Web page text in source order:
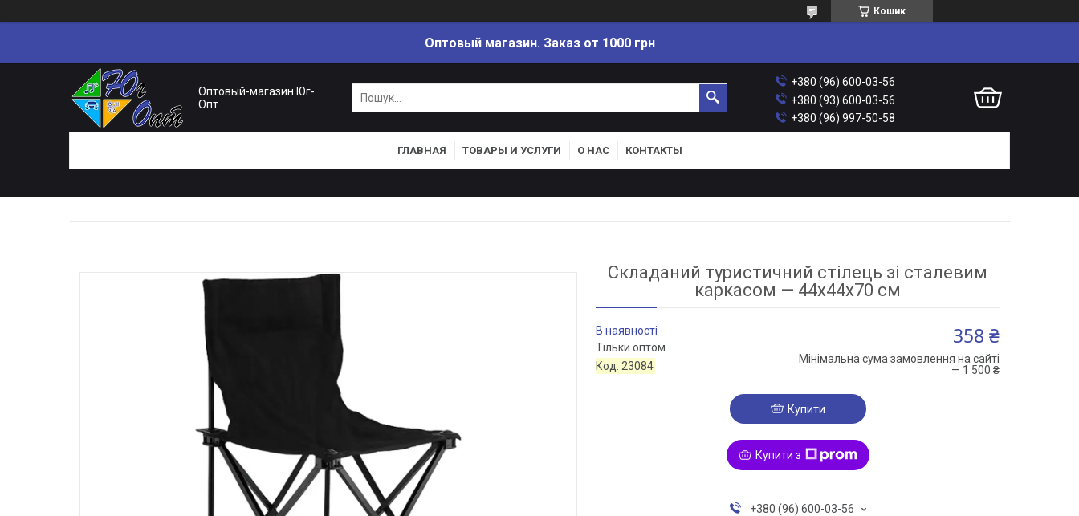
Кошик
Оптовый магазин. Заказ от 1000 грн
Оптовый-магазин Юг-
Опт
+380 (96) 600-03-56
+380 (93) 600-03-56
+380 (96) 997-50-58
ГЛАВНАЯ ТОВАРЫ И УСЛУГИ О НАС КОНТАКТЫ
Складаний туристичний стілець зі сталевим
каркасом — 44х44х70 см
В наявності
Тільки оптом
Код: 23084
358 ₴
Мінімальна сума замовлення на сайті
— 1 500 ₴
Купити
Купити з
+380 (96) 600-03-56